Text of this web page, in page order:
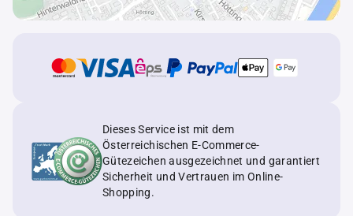
Dieses Service ist mit dem
Österreichischen E-Commerce-
Gütezeichen ausgezeichnet und garantiert
Sicherheit und Vertrauen im Online-
Shopping.